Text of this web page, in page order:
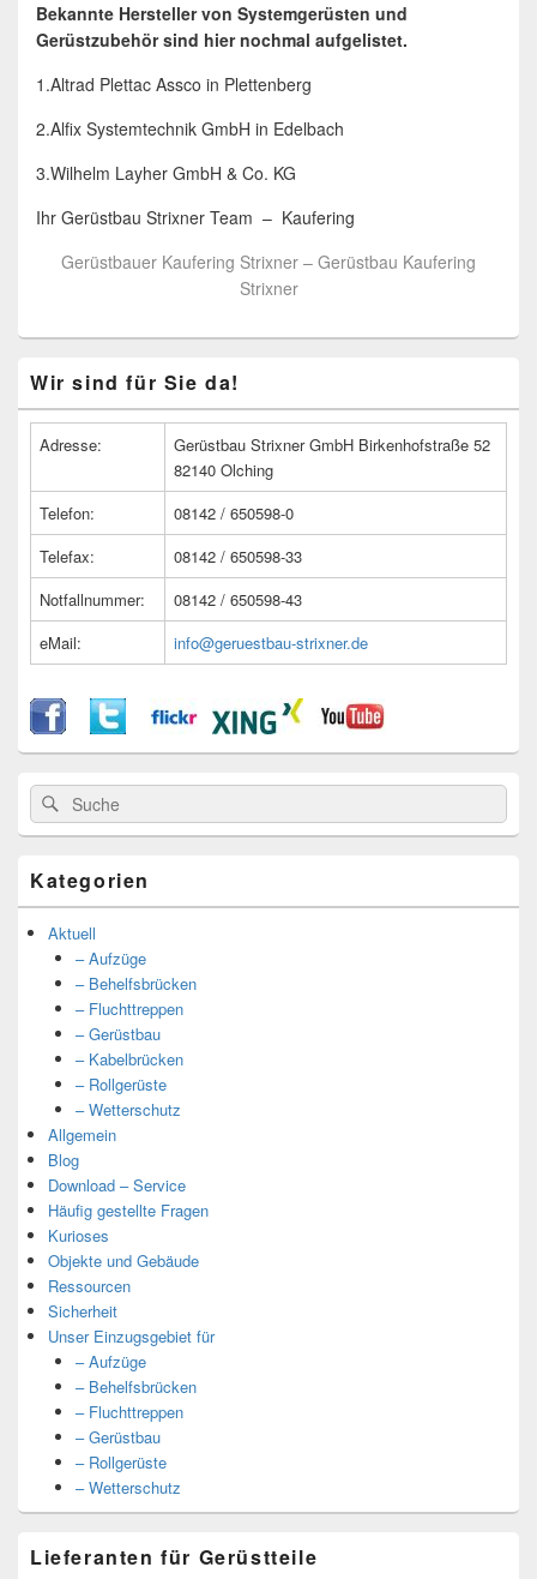
Bekannte Hersteller von Systemgerüsten und
Gerüstzubehör sind hier nochmal aufgelistet.
1.Altrad Plettac Assco in Plettenberg
2.Alfix Systemtechnik GmbH in Edelbach
3.Wilhelm Layher GmbH & Co. KG
Ihr Gerüstbau Strixner Team – Kaufering
Gerüstbauer Kaufering Strixner – Gerüstbau Kaufering
Strixner
Seitenleisten
Widget-
Wir sind für Sie da!
Adresse:
Gerüstbau Strixner GmbH Birkenhofstraße 52
82140 Olching
Telefon:
08142 / 650598-0
Telefax:
08142 / 650598-33
Notfallnummer:
08142 / 650598-43
eMail:
info@geruestbau-strixner.de
Suche
nach:
Suche
Kategorien
Aktuell
– Aufzüge
– Behelfsbrücken
– Fluchttreppen
– Gerüstbau
– Kabelbrücken
– Rollgerüste
– Wetterschutz
Allgemein
Blog
Download – Service
Häufig gestellte Fragen
Kurioses
Objekte und Gebäude
Ressourcen
Sicherheit
Unser Einzugsgebiet für
– Aufzüge
– Behelfsbrücken
– Fluchttreppen
– Gerüstbau
– Rollgerüste
– Wetterschutz
Lieferanten für Gerüstteile